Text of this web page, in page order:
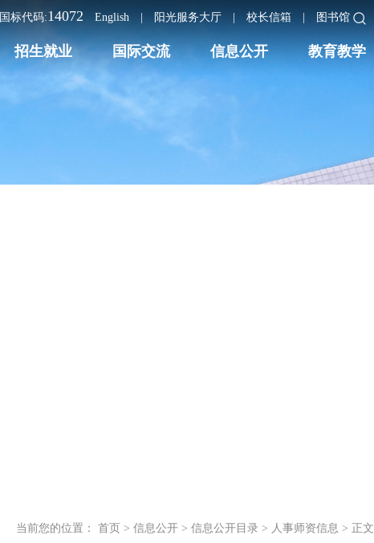
国标代码:14072 English 阳光服务大厅 校长信箱 图书馆
招生就业 国际交流 信息公开 教育教学
当前您的位置： 首页 > 信息公开 > 信息公开目录 > 人事师资信息 > 正文